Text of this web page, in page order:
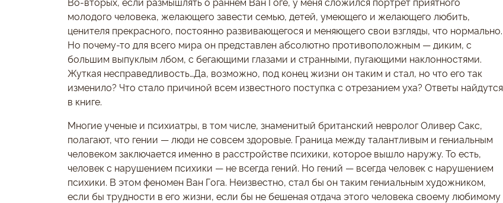
молодого человека, желающего завести семью, детей, умеющего и желающего любить,
ценителя прекрасного, постоянно развивающегося и меняющего свои взгляды, что нормально.
Но почему-то для всего мира он представлен абсолютно противоположным — диким, с
большим выпуклым лбом, с бегающими глазами и странными, пугающими наклонностями.
Жуткая несправедливость…Да, возможно, под конец жизни он таким и стал, но что его так
изменило? Что стало причиной всем известного поступка с отрезанием уха? Ответы найдутся
в книге.
Многие ученые и психиатры, в том числе, знаменитый британский невролог Оливер Сакс,
полагают, что гении — люди не совсем здоровые. Граница между талантливым и гениальным
человеком заключается именно в расстройстве психики, которое вышло наружу. То есть,
человек с нарушением психики — не всегда гений. Но гений — всегда человек с нарушением
психики. В этом феномен Ван Гога. Неизвестно, стал бы он таким гениальным художником,
если бы трудности в его жизни, если бы не бешеная отдача этого человека своему любимому